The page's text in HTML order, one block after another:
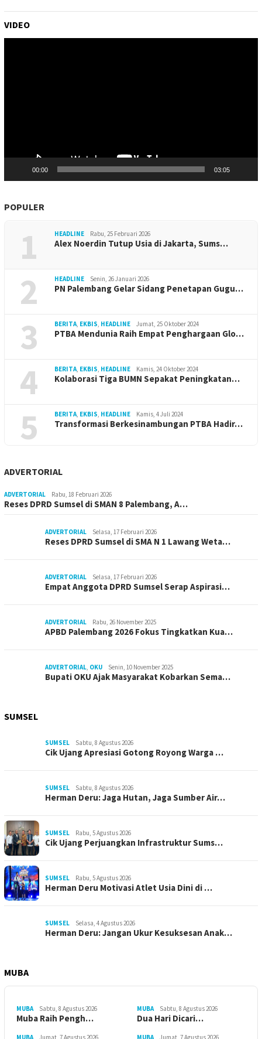
VIDEO
00:00 03:05
POPULER
1 HEADLINE Rabu, 25 Februari 2026
Alex Noerdin Tutup Usia di Jakarta, Sums…
2 HEADLINE Senin, 26 Januari 2026
PN Palembang Gelar Sidang Penetapan Gugu…
3 BERITA, EKBIS, HEADLINE Jumat, 25 Oktober 2024
PTBA Mendunia Raih Empat Penghargaan Glo…
4 BERITA, EKBIS, HEADLINE Kamis, 24 Oktober 2024
Kolaborasi Tiga BUMN Sepakat Peningkatan…
5 BERITA, EKBIS, HEADLINE Kamis, 4 Juli 2024
Transformasi Berkesinambungan PTBA Hadir…
ADVERTORIAL
ADVERTORIAL Rabu, 18 Februari 2026
Reses DPRD Sumsel di SMAN 8 Palembang, A…
ADVERTORIAL Selasa, 17 Februari 2026
Reses DPRD Sumsel di SMA N 1 Lawang Weta…
ADVERTORIAL Selasa, 17 Februari 2026
Empat Anggota DPRD Sumsel Serap Aspirasi…
ADVERTORIAL Rabu, 26 November 2025
APBD Palembang 2026 Fokus Tingkatkan Kua…
ADVERTORIAL, OKU Senin, 10 November 2025
Bupati OKU Ajak Masyarakat Kobarkan Sema…
SUMSEL
SUMSEL Sabtu, 8 Agustus 2026
Cik Ujang Apresiasi Gotong Royong Warga …
SUMSEL Sabtu, 8 Agustus 2026
Herman Deru: Jaga Hutan, Jaga Sumber Air…
SUMSEL Rabu, 5 Agustus 2026
Cik Ujang Perjuangkan Infrastruktur Sums…
SUMSEL Rabu, 5 Agustus 2026
Herman Deru Motivasi Atlet Usia Dini di …
SUMSEL Selasa, 4 Agustus 2026
Herman Deru: Jangan Ukur Kesuksesan Anak…
MUBA
MUBA Sabtu, 8 Agustus 2026
Muba Raih Pengh…
MUBA Sabtu, 8 Agustus 2026
Dua Hari Dicari…
MUBA Jumat, 7 Agustus 2026 MUBA Jumat, 7 Agustus 2026